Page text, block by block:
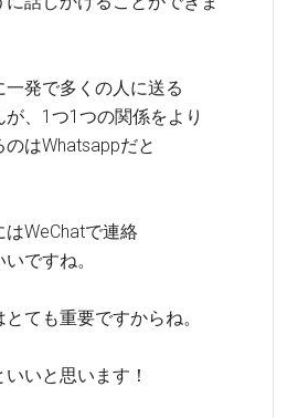
一発で多くの人に送る
、1つ1つの関係をより
はWhatsappだと
WeChatで連絡
ですね。
ても重要ですからね。
いと思います！